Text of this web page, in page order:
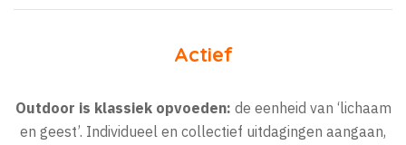
Actief
Outdoor is klassiek opvoeden: de eenheid van ‘lichaam
en geest’. Individueel en collectief uitdagingen aangaan,